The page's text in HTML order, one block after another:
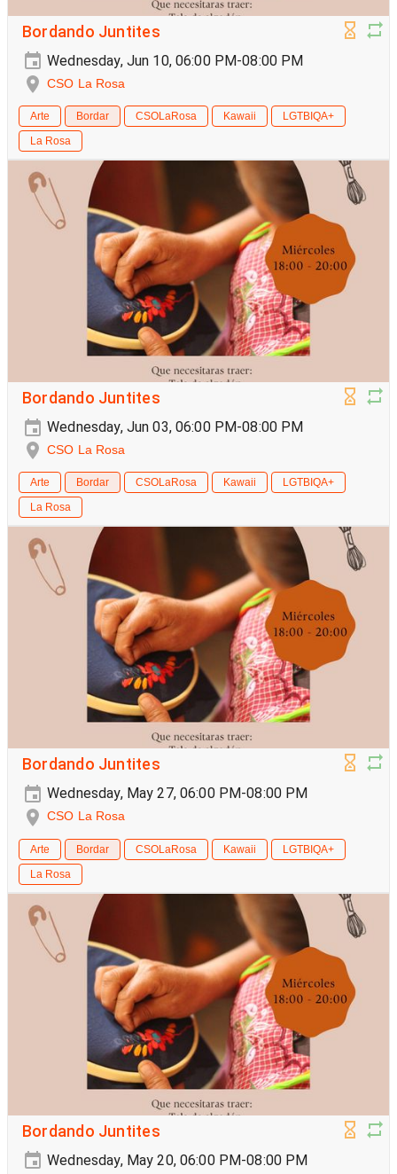
Bordando Juntites
Wednesday, Jun 10, 06:00 PM-08:00 PM
CSO La Rosa
Arte Bordar CSOLaRosa Kawaii
LGTBIQA+
La Rosa
Bordando Juntites
Wednesday, Jun 03, 06:00 PM-08:00 PM
CSO La Rosa
Arte Bordar CSOLaRosa Kawaii
LGTBIQA+
La Rosa
Bordando Juntites
Wednesday, May 27, 06:00 PM-08:00 PM
CSO La Rosa
Arte Bordar CSOLaRosa Kawaii
LGTBIQA+
La Rosa
Bordando Juntites
Wednesday, May 20, 06:00 PM-08:00 PM